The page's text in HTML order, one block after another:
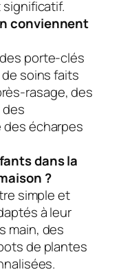
conviennent
porte-clés
soins faits
rasage, des
écharpes
dans la
?
simple et
à leur
main, des
de plantes